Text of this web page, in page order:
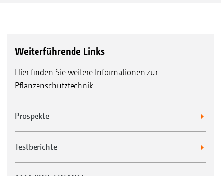
Weiterführende Links
Hier finden Sie weitere Informationen zur
Pflanzenschutztechnik
Prospekte
Testberichte